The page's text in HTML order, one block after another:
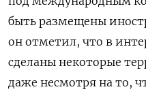
быть размещены
он отметил, что в
сделаны некоторые
даже несмотря на то,